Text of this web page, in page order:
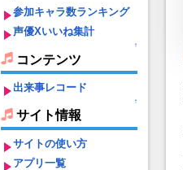
参加キャラ数ランキング
声優Xいいね集計
↑
コンテンツ
出来事レコード
↑
サイト情報
サイトの使い方
アプリ一覧